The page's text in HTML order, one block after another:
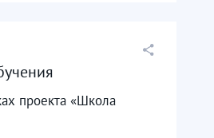
проекта «Школа